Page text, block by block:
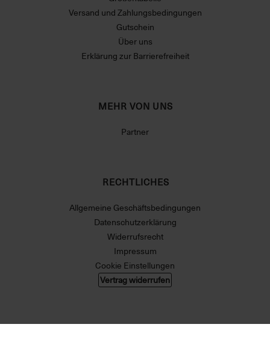
Versand und Zahlungsbedingungen
Gutschein
Über uns
Erklärung zur Barrierefreiheit
MEHR VON UNS
Partner
RECHTLICHES
Allgemeine Geschäftsbedingungen
Datenschutzerklärung
Widerrufsrecht
Impressum
Cookie Einstellungen
Vertrag widerrufen